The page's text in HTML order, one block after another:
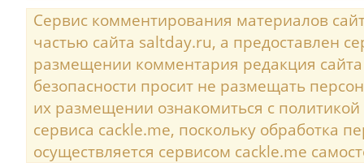
Сервис комментирования материалов
частью сайта saltday.ru, а предоставлен
размещении комментария редакция
безопасности просит не размещать
их размещении ознакомиться с
сервиса cackle.me, поскольку обработка
осуществляется сервисом cackle.me